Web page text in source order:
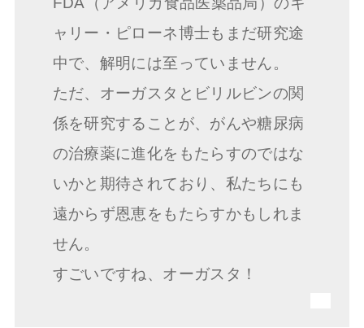
ャリー・ピローネ博士もまだ研究途
中で、解明には至っていません。
ただ、オーガスタとビリルビンの関
係を研究することが、がんや糖尿病
の治療薬に進化をもたらすのではな
いかと期待されており、私たちにも
遠からず恩恵をもたらすかもしれま
せん。
すごいですね、オーガスタ！